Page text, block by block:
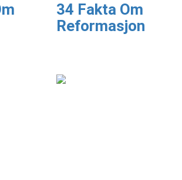
34 Fakta Om
Reformasjon